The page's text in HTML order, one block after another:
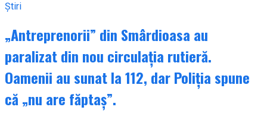
Știri
„Antreprenorii” din Smârdioasa au
paralizat din nou circulația rutieră.
Oamenii au sunat la 112, dar Poliția spune
că „nu are făptaș”.